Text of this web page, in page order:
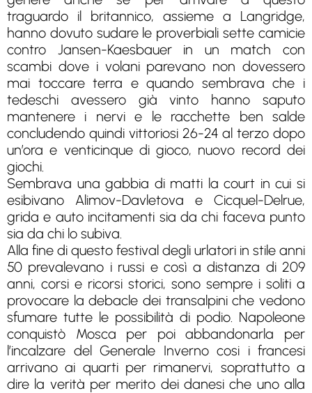
traguardo il britannico, assieme a Langridge,
hanno dovuto sudare le proverbiali sette camicie
contro Jansen-Kaesbauer in un match con
scambi dove i volani parevano non dovessero
mai toccare terra e quando sembrava che i
tedeschi avessero già vinto hanno saputo
mantenere i nervi e le racchette ben salde
concludendo quindi vittoriosi 26-24 al terzo dopo
un’ora e venticinque di gioco, nuovo record dei
giochi.
Sembrava una gabbia di matti la court in cui si
esibivano Alimov-Davletova e Cicquel-Delrue,
grida e auto incitamenti sia da chi faceva punto
sia da chi lo subiva.
Alla fine di questo festival degli urlatori in stile anni
50 prevalevano i russi e così a distanza di 209
anni, corsi e ricorsi storici, sono sempre i soliti a
provocare la debacle dei transalpini che vedono
sfumare tutte le possibilità di podio. Napoleone
conquistò Mosca per poi abbandonarla per
l’incalzare del Generale Inverno cosi i francesi
arrivano ai quarti per rimanervi, soprattutto a
dire la verità per merito dei danesi che uno alla